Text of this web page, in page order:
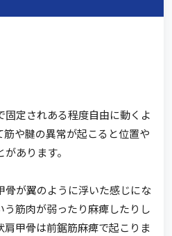
定されある程度自由に動くよ
筋や腱の異常が起こると位置や
あります。
骨が翼のように浮いた感じにな
う筋肉が弱ったり麻痺したりし
甲骨は前鋸筋麻痺で起こりま